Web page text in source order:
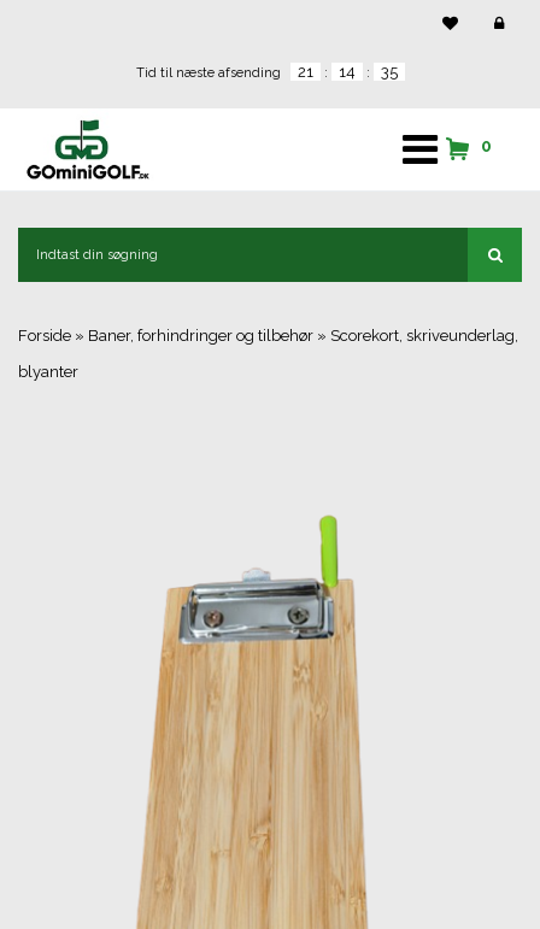
Tid til næste afsending 21 : 14 : 35
0
Forside » Baner, forhindringer og tilbehør » Scorekort, skriveunderlag,
blyanter